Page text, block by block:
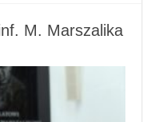
M. Marszalika